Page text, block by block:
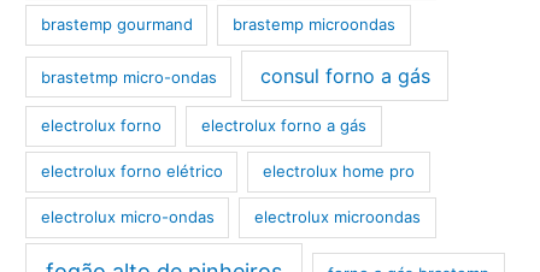
brastemp gourmand brastemp microondas
brastetmp micro-ondas consul forno a gás
electrolux forno electrolux forno a gás
electrolux forno elétrico electrolux home pro
electrolux micro-ondas electrolux microondas